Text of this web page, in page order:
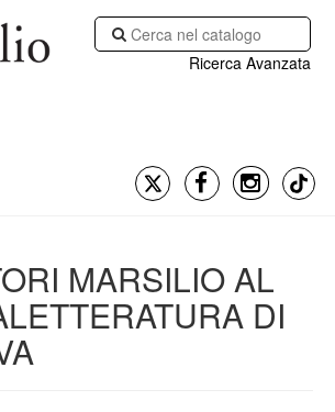
Ricerca Avanzata
MARSILIO AL
DI